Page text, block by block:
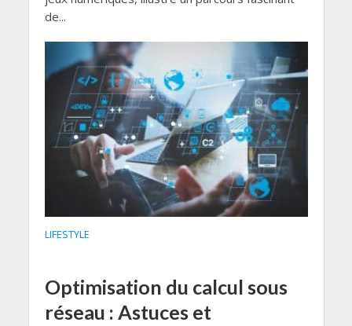
de...
LIFESTYLE
Optimisation du calcul sous
réseau : Astuces et